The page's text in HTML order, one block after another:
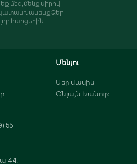
մեզ, մենք սիրով
Ձեր
հարցերին:
Մենյու
Մեր մասին
Օնլայն Խանութ
55
44,